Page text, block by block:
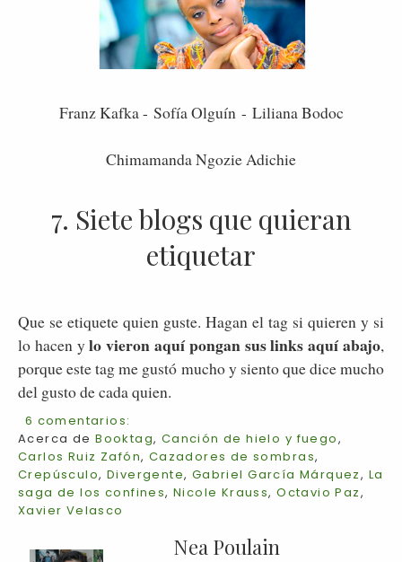
Franz Kafka - Sofía Olguín - Liliana Bodoc
Chimamanda Ngozie Adichie
7. Siete blogs que quieran
etiquetar
Que se etiquete quien guste. Hagan el tag si quieren y si
lo hacen ylo vieron aquí pongan sus links aquí abajo,
porque este tag me gustó mucho y siento que dice mucho
del gusto de cada quien.
6 comentarios:
Acerca deBooktag, Canción de hielo y fuego,
Carlos Ruiz Zafón, Cazadores de sombras,
Crepúsculo, Divergente, Gabriel García Márquez, La
saga de los confines, Nicole Krauss,Octavio Paz,
Xavier Velasco
Nea Poulain